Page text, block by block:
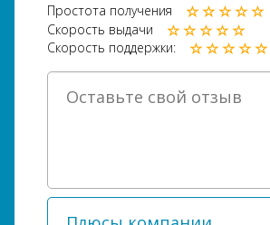
Простота получения
Скорость выдачи
Скорость поддержки: